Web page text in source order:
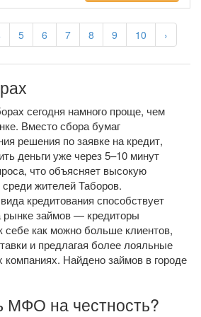
5 6 7 8 9 10 ›
сегодня намного проще, чем
Вместо сбора бумаг
решения по заявке на кредит,
деньги уже через 5–10 минут
что объясняет высокую
жителей Таборов.
кредитования способствует
рынке займов — кредиторы
себе как можно больше клиентов,
и предлагая более лояльные
компаниях. Найдено займов в городе
МФО на честность?